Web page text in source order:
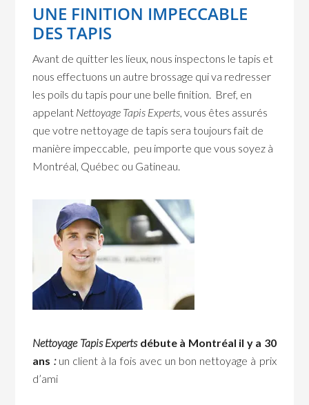
UNE FINITION IMPECCABLE
DES TAPIS
Avant de quitter les lieux, nous inspectons le tapis et
nous effectuons un autre brossage qui va redresser
les poils du tapis pour une belle finition. Bref, en
appelant Nettoyage Tapis Experts, vous êtes assurés
que votre nettoyage de tapis sera toujours fait de
manière impeccable, peu importe que vous soyez à
Montréal, Québec ou Gatineau.
Nettoyage Tapis Experts débute à Montréal il y a 30
ans :un client à la fois avec un bon nettoyage à prix
d’ami